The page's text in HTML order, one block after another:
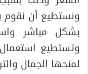
ونستطيع أن نقوم
بشكل مباشر
وتستطيع
لمنحها الجمال